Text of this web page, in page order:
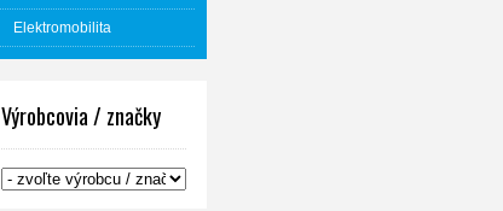
Elektromobilita
Výrobcovia / značky